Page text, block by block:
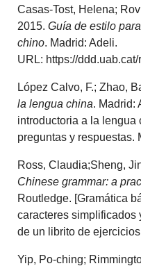
Casas-Tost, Helena;
2015.Guía de estilo
chino. Madrid: Adeli.
URL: https://
López Calvo, F.; Zhao,
la lengua china. Madrid:
introductoria a la lengua
preguntas y respuestas.
Ross, Claudia;Sheng,
Chinese grammar: a
Routledge. [Gramática
caracteres simplificados
de un librito de
Yip, Po-ching;